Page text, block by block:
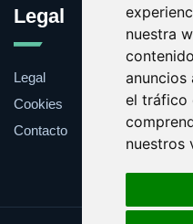
nuestra
anuncios
el tráfico
nuestros
Legal
Legal
Cookies
Contacto